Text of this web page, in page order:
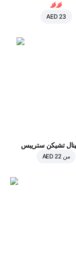
AED 23
تشيكن ستريبس
منAED 22